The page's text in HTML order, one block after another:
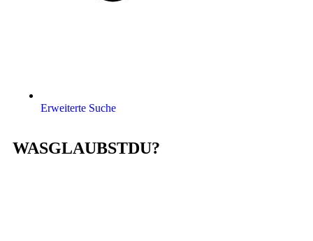
Erweiterte Suche
WASGLAUBSTDU?